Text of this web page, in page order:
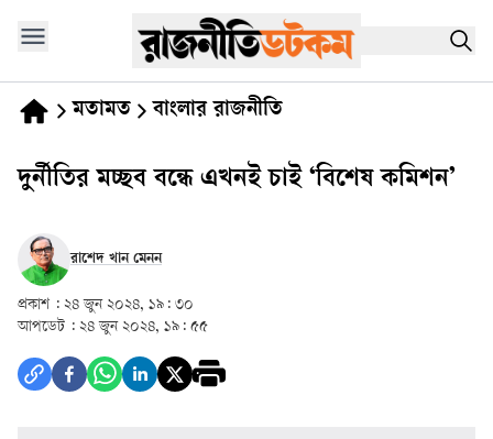
মতামত বাংলার রাজনীতি
দুর্নীতির মচ্ছব বন্ধে এখনই চাই ‘বিশেষ কমিশন’
রাশেদ খান মেনন
প্রকাশ : ২৪ জুন ২০২৪, ১৯: ৩০
আপডেট : ২৪ জুন ২০২৪, ১৯: ৫৫